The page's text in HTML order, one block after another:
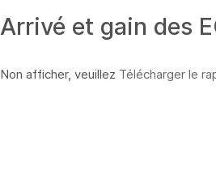
Arrivé et gain des
Non afficher, veuillez Télécharger le